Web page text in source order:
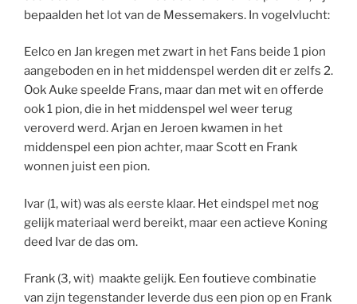
bepaalden het lot van de Messemakers. In vogelvlucht:
Eelco en Jan kregen met zwart in het Fans beide 1 pion
aangeboden en in het middenspel werden dit er zelfs 2.
Ook Auke speelde Frans, maar dan met wit en offerde
ook 1 pion, die in het middenspel wel weer terug
veroverd werd. Arjan en Jeroen kwamen in het
middenspel een pion achter, maar Scott en Frank
wonnen juist een pion.
Ivar (1, wit) was als eerste klaar. Het eindspel met nog
gelijk materiaal werd bereikt, maar een actieve Koning
deed Ivar de das om.
Frank (3, wit) maakte gelijk. Een foutieve combinatie
van zijn tegenstander leverde dus een pion op en Frank